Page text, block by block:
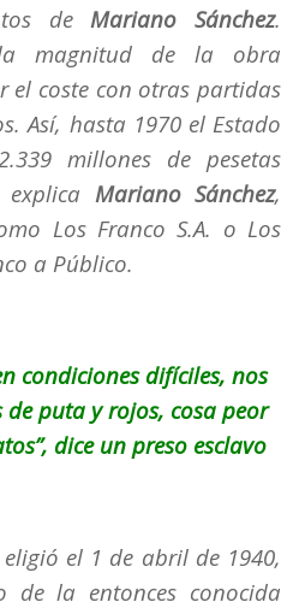
de Mariano Sánchez.
magnitud de la obra
el coste con otras partidas
Así, hasta 1970 el Estado
millones de pesetas
explica Mariano Sánchez,
Los Franco S.A. o Los
a Público.
condiciones difíciles, nos
puta y rojos, cosa peor
dice un preso esclavo
el 1 de abril de 1940,
de la entonces conocida